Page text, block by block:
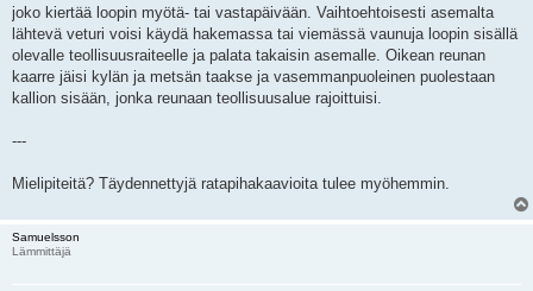
joko kiertää loopin myötä- tai vastapäivään. Vaihtoehtoisesti asemalta
lähtevä veturi voisi käydä hakemassa tai viemässä vaunuja loopin sisällä
olevalle teollisuusraiteelle ja palata takaisin asemalle. Oikean reunan
kaarre jäisi kylän ja metsän taakse ja vasemmanpuoleinen puolestaan
kallion sisään, jonka reunaan teollisuusalue rajoittuisi.
---
Mielipiteitä? Täydennettyjä ratapihakaavioita tulee myöhemmin.
Samuelsson
Lämmittäjä